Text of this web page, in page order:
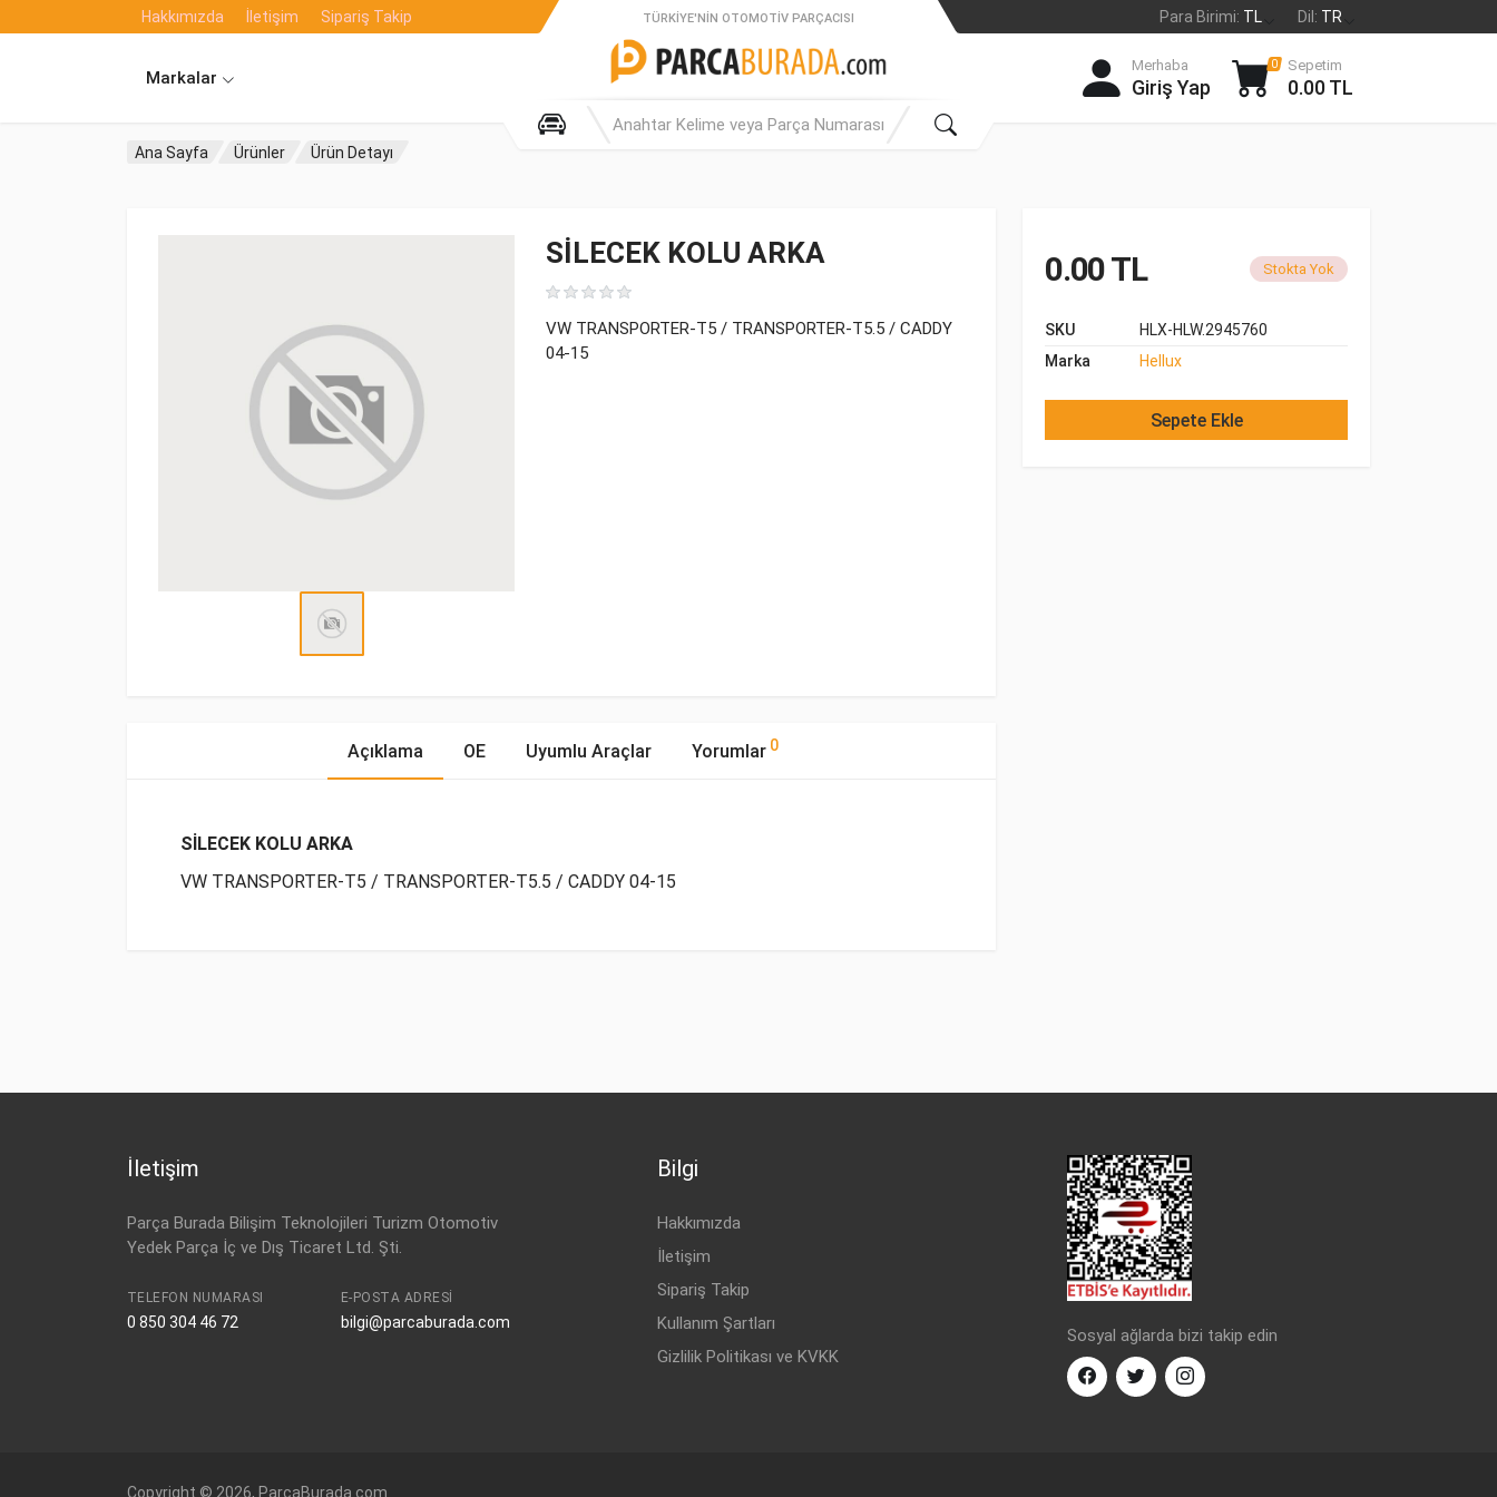
Hakkımızda İletişim Sipariş Takip Para Birimi: TL Dil: TR
Markalar
TÜRKIYE'NIN OTOMOTIV PARÇACISI
Merhaba
Giriş Yap
0 Sepetim
0.00 TL
Ana Sayfa Ürünler Ürün Detayı
SİLECEK KOLU ARKA
VW TRANSPORTER-T5 / TRANSPORTER-T5.5 / CADDY
04-15
0.00 TL Stokta Yok
SKU
HLX-HLW.2945760
Marka
Hellux
Sepete Ekle
Açıklama OE Uyumlu Araçlar Yorumlar 0
SİLECEK KOLU ARKA
VW TRANSPORTER-T5 / TRANSPORTER-T5.5 / CADDY 04-15
İletişim
Parça Burada Bilişim Teknolojileri Turizm Otomotiv
Yedek Parça İç ve Dış Ticaret Ltd. Şti.
TELEFON NUMARASI
0 850 304 46 72
E-POSTA ADRESI
bilgi@parcaburada.com
Bilgi
Hakkımızda
İletişim
Sipariş Takip
Kullanım Şartları
Gizlilik Politikası ve KVKK
Sosyal ağlarda bizi takip edin
Copyright © 2026, ParcaBurada.com